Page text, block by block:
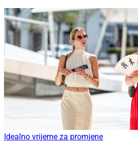
Idealno vrijeme za promjene